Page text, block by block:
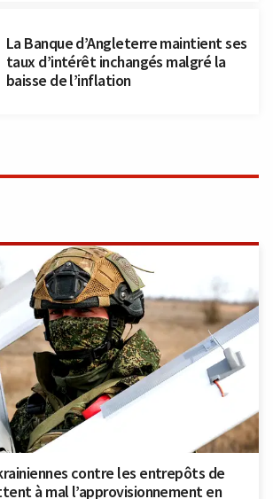
La Banque d’Angleterre maintient ses
taux d’intérêt inchangés malgré la
baisse de l’inflation
contre les entrepôts de
à mal l’approvisionnement en